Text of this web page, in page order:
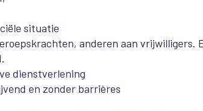
situatie
anderen aan vrijwilligers.
dienstverlening
en zonder barrières